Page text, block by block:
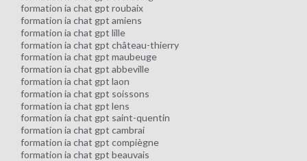
formation ia chat gpt roubaix
formation ia chat gpt amiens
formation ia chat gpt lille
formation ia chat gpt château-thierry
formation ia chat gpt maubeuge
formation ia chat gpt abbeville
formation ia chat gpt laon
formation ia chat gpt soissons
formation ia chat gpt lens
formation ia chat gpt saint-quentin
formation ia chat gpt cambrai
formation ia chat gpt compiègne
formation ia chat gpt beauvais